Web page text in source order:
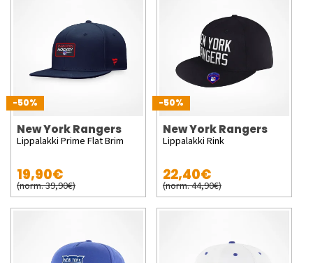
-50%
New York Rangers
Lippalakki Prime Flat Brim
19,90€
(norm. 39,90€)
-50%
New York Rangers
Lippalakki Rink
22,40€
(norm. 44,90€)